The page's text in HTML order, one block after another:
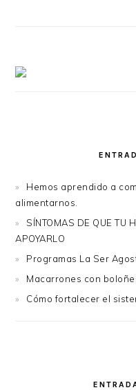
Hemos aprendido a
alimentarnos.
SÍNTOMAS DE QUE TU
APOYARLO
Programas La Ser
Macarrones con
Cómo fortalecer el